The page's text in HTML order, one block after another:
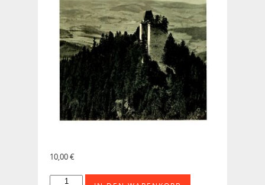
10,00€